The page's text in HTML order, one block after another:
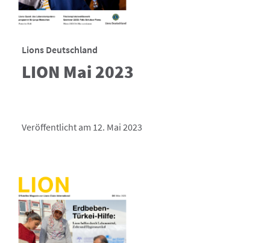
Lions Deutschland
LION Mai 2023
Veröffentlicht am 12. Mai 2023